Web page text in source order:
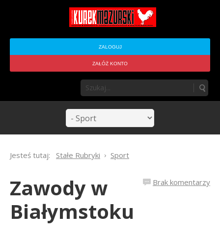
ZALOGUJ
ZAŁÓŻ KONTO
Jesteś tutaj: Stałe Rubryki Sport
Brak komentarzy
Zawody w
Białymstoku